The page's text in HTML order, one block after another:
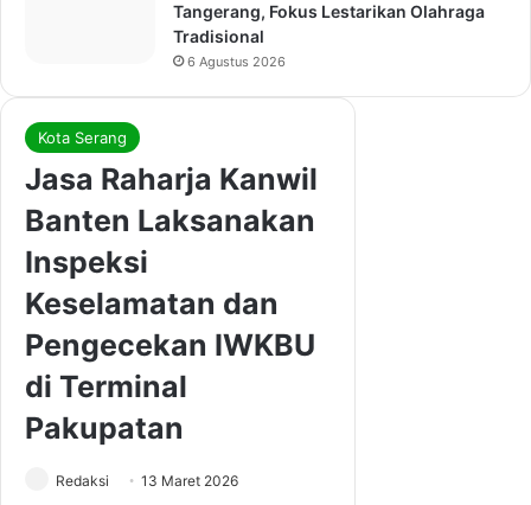
Tangerang, Fokus Lestarikan Olahraga
Tradisional
6 Agustus 2026